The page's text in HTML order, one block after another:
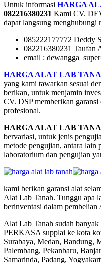
Untuk informasi HARGA
082216380231 Kami CV.
dapat langsung menghubungi
085222177772 Deddy S
082216380231 Taufan
email :
HARGA ALAT LAB
yang kami tawarkan sesuai
berikan, untuk menjamin
CV. DSP memberikan garansi
profesional.
HARGA ALAT LAB
bervariasi, untuk jenis
metode pengujian, antara lain
laboratorium dan pengujian
kami berikan garansi alat
Alat Lab Tanah. Tunggu apa
berinventasi dalam
Alat Lab Tanah sudah
PERKASA supplai ke kota
Surabaya, Medan, Bandung,
Palembang, Pekanbaru,
Samarinda, Padang,